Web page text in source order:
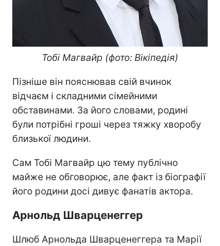
Тобі Магвайр (фото: Вікіпедія)
Пізніше він пояснював свій вчинок
відчаєм і складними сімейними
обставинами. За його словами, родині
були потрібні гроші через тяжку хворобу
близької людини.
Сам Тобі Магвайр цю тему публічно
майже не обговорює, але факт із біографії
його родини досі дивує фанатів актора.
Арнольд Шварценеггер
Шлюб Арнольда Шварценеггера та Марії